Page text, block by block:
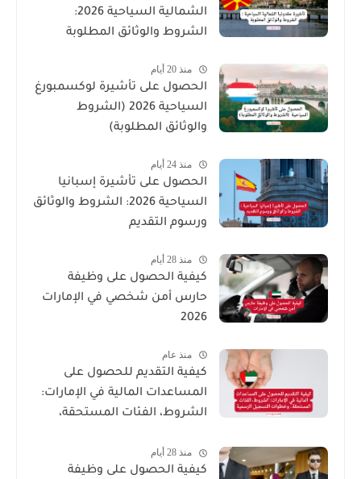
الشمالية السياحية 2026:
الشروط والوثائق المطلوبة
منذ 20 أيام
الحصول على تأشيرة لوكسمبورغ
السياحية 2026 (الشروط
والوثائق المطلوبة)
منذ 24 أيام
الحصول على تأشيرة إسبانيا
السياحية 2026: الشروط والوثائق
ورسوم التقديم
منذ 28 أيام
كيفية الحصول على وظيفة
حارس أمن شخصي في الإمارات
2026
منذ عام
كيفية التقديم للحصول على
المساعدات المالية في الإمارات:
الشروط، الفئات المستحقة،
منذ 28 أيام
كيفية الحصول على وظيفة